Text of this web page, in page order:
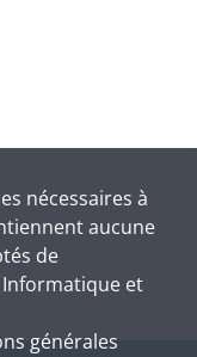
nécessaires à
aucune
de
et
générales